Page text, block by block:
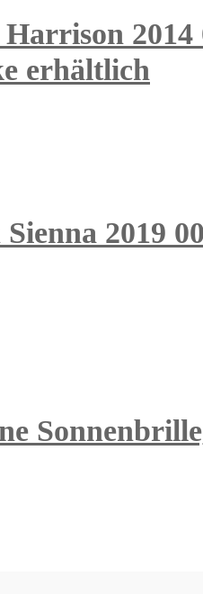
erhältlich
2019